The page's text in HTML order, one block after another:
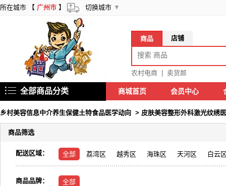
所在城市 【 广州市 】 切换城市 ▼
商品 店铺
农村电商 卖货郎
全部商品分类 商城首页 会员中心
乡村美容信息中介养生保健土特食品医学动向 > 皮肤美容整形外科激光纹绣
商品筛选
配送区域： 全部 荔湾区 越秀区 海珠区 天河区 白云
商品品牌： 全部